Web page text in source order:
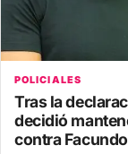
POLICIALES
Tras la
decidió
contra